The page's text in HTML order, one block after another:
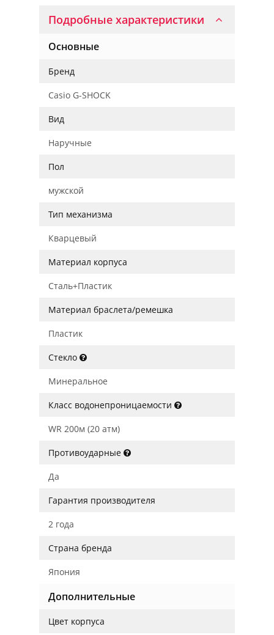
Подробные характеристики
Основные
Бренд
Casio G-SHOCK
Вид
Наручные
Пол
мужской
Тип механизма
Кварцевый
Материал корпуса
Сталь+Пластик
Материал браслета/ремешка
Пластик
Стекло
Минеральное
Класс водонепроницаемости
WR 200м (20 атм)
Противоударные
Да
Гарантия производителя
2 года
Страна бренда
Япония
Дополнительные
Цвет корпуса